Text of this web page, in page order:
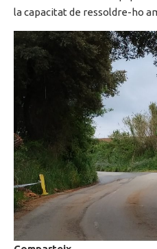
la capacitat de ressoldre-ho